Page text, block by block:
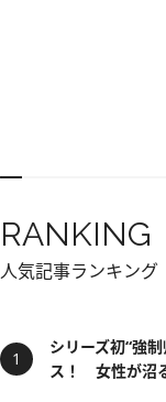
RANKING
人気記事ランキング
シリーズ初“強
ス！ 女性が沼